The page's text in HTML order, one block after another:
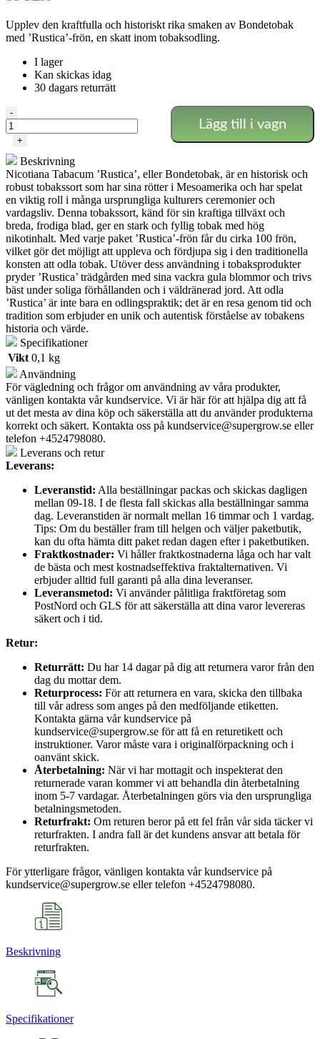
Upplev den kraftfulla och historiskt rika smaken av Bondetobak
med ’Rustica’-frön, en skatt inom tobaksodling.
I lager
Kan skickas idag
30 dagars returrätt
Nicotiana
Tabacum
Rustica
mängd
-
+
Lägg till i vagn
Beskrivning
Nicotiana Tabacum ’Rustica’, eller Bondetobak, är en historisk och
robust tobakssort som har sina rötter i Mesoamerika och har spelat
en viktig roll i många ursprungliga kulturers ceremonier och
vardagsliv. Denna tobakssort, känd för sin kraftiga tillväxt och
breda, frodiga blad, ger en stark och fyllig tobak med hög
nikotinhalt. Med varje paket ’Rustica’-frön får du cirka 100 frön,
vilket gör det möjligt att uppleva och fördjupa sig i den traditionella
konsten att odla tobak. Utöver dess användning i tobaksprodukter
pryder ’Rustica’ trädgården med sina vackra gula blommor och trivs
bäst under soliga förhållanden och i väldränerad jord. Att odla
’Rustica’ är inte bara en odlingspraktik; det är en resa genom tid och
tradition som erbjuder en unik och autentisk förståelse av tobakens
historia och värde.
Specifikationer
Vikt 0,1 kg
Användning
För vägledning och frågor om användning av våra produkter,
vänligen kontakta vår kundservice. Vi är här för att hjälpa dig att få
ut det mesta av dina köp och säkerställa att du använder produkterna
korrekt och säkert. Kontakta oss på kundservice@supergrow.se eller
telefon +4524798080.
Leverans och retur
Leverans:
Leveranstid: Alla beställningar packas och skickas dagligen
mellan 09-18. I de flesta fall skickas alla beställningar samma
dag. Leveranstiden är normalt mellan 16 timmar och 1 vardag.
Tips: Om du beställer fram till helgen och väljer paketbutik,
kan du ofta hämta ditt paket redan dagen efter i paketbutiken.
Fraktkostnader: Vi håller fraktkostnaderna låga och har valt
de bästa och mest kostnadseffektiva fraktalternativen. Vi
erbjuder alltid full garanti på alla dina leveranser.
Leveransmetod: Vi använder pålitliga fraktföretag som
PostNord och GLS för att säkerställa att dina varor levereras
säkert och i tid.
Retur:
Returrätt: Du har 14 dagar på dig att returnera varor från den
dag du mottar dem.
Returprocess: För att returnera en vara, skicka den tillbaka
till vår adress som anges på den medföljande etiketten.
Kontakta gärna vår kundservice på
kundservice@supergrow.se för att få en returetikett och
instruktioner. Varor måste vara i originalförpackning och i
oanvänt skick.
Återbetalning: När vi har mottagit och inspekterat den
returnerade varan kommer vi att behandla din återbetalning
inom 5-7 vardagar. Återbetalningen görs via den ursprungliga
betalningsmetoden.
Returfrakt: Om returen beror på ett fel från vår sida täcker vi
returfrakten. I andra fall är det kundens ansvar att betala för
returfrakten.
För ytterligare frågor, vänligen kontakta vår kundservice på
kundservice@supergrow.se eller telefon +4524798080.
Beskrivning
Specifikationer